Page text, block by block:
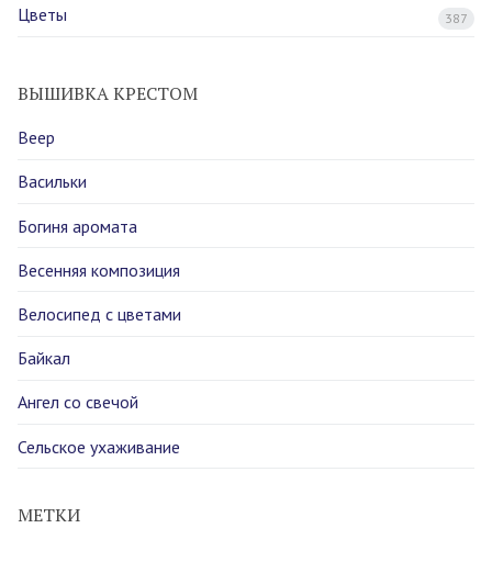
Цветы 387
ВЫШИВКА КРЕСТОМ
Веер
Васильки
Богиня аромата
Весенняя композиция
Велосипед с цветами
Байкал
Ангел со свечой
Сельское ухаживание
МЕТКИ